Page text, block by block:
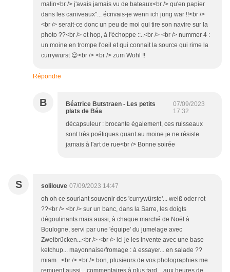
malin<br /> j'avais jamais vu de bateaux<br /> qu'en papier
dans les caniveaux"... écrivais-je wenn ich jung war !!<br />
<br /> serait-ce donc un peu de moi qui tire son navire sur la
photo ??<br /> et hop, à l'échoppe ::..<br /> <br /> nummer 4 :
un moine en trompe l'oeil et qui connait la source qui rime la
currywurst 😉<br /> <br /> zum Wohl !!
Répondre
B
Béatrice Butstraen - Les petits
plats de Béa
07/09/2023
17:32
décapsuleur : brocante également, ces ruisseaux
sont très poétiques quant au moine je ne résiste
jamais à l'art de rue<br /> Bonne soirée
S solilouve 07/09/2023 14:47
oh oh ce souriant souvenir des 'currywürste'... weiß oder rot
??<br /> <br /> sur un banc, dans la Sarre, les doigts
dégoulinants mais aussi, à chaque marché de Noël à
Boulogne, servi par une 'équipe' du jumelage avec
Zweibrücken...<br /> <br /> ici je les invente avec une base
ketchup... mayonnaise/fromage : à essayer... en salade ??
miam...<br /> <br /> bon, plusieurs de vos photographies me
remuent aussi... commentaires à plus tard... aux heures de